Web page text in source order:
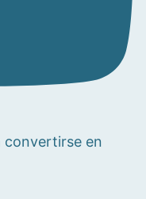
convertirse en